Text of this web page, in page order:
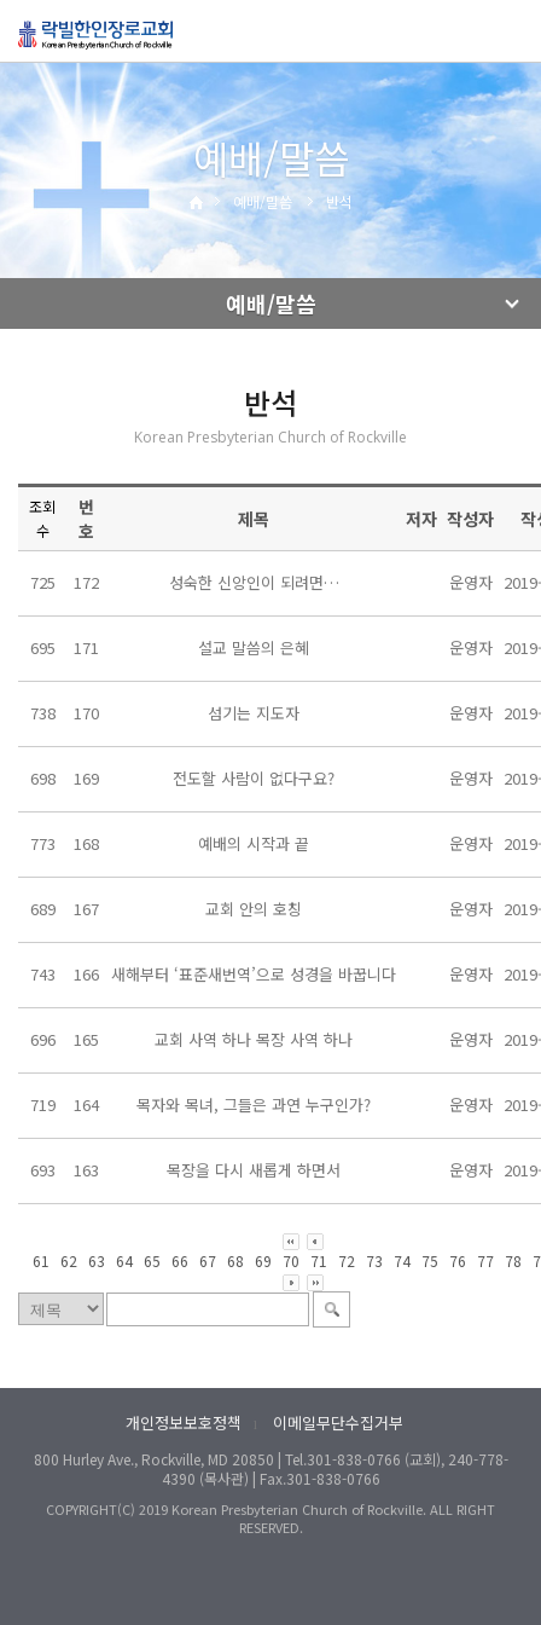
예배/말씀
예배/말씀 반석
예배/말씀
반석
Korean Presbyterian Church of Rockville
조회
수
번
호
제목 저자 작성자 작
725 172 성숙한 신앙인이 되려면… 운영자
695 171 설교 말씀의 은혜 운영자
738 170 섬기는 지도자 운영자
698 169 전도할 사람이 없다구요? 운영자
773 168 예배의 시작과 끝 운영자
689 167 교회 안의 호칭 운영자
743 166 새해부터 ‘표준새번역’으로 성경을 바꿉니다 운영자
696 165 교회 사역 하나 목장 사역 하나 운영자
719 164 목자와 목녀, 그들은 과연 누구인가? 운영자
693 163 목장을 다시 새롭게 하면서 운영자
61 62 63 64 65 66 67 68 69 70 71 72 73 74 75 76 77 78
개인정보보호정책 l 이메일무단수집거부
800 Hurley Ave., Rockville, MD 20850 | Tel.301-838-0766 (교회), 240-778-
4390 (목사관) | Fax.301-838-0766
COPYRIGHT(C) 2019 Korean Presbyterian Church of Rockville. ALL RIGHT
RESERVED.